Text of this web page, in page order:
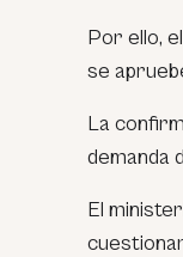
Por ello,
se
La
demanda
El